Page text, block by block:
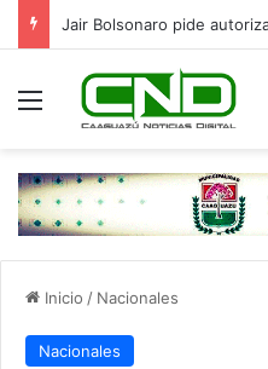
Menú
Inicio / Nacionales
Nacionales